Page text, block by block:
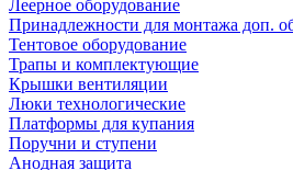
Леерное оборудование
Принадлежности для монтажа доп.
Тентовое оборудование
Трапы и комплектующие
Крышки вентиляции
Люки технологические
Платформы для купания
Поручни и ступени
Анодная защита